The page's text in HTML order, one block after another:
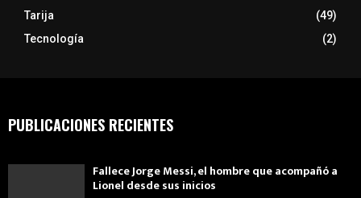
Tarija
(49)
Tecnología
(2)
PUBLICACIONES RECIENTES
Fallece Jorge Messi, el hombre que acompañó a
Lionel desde sus inicios